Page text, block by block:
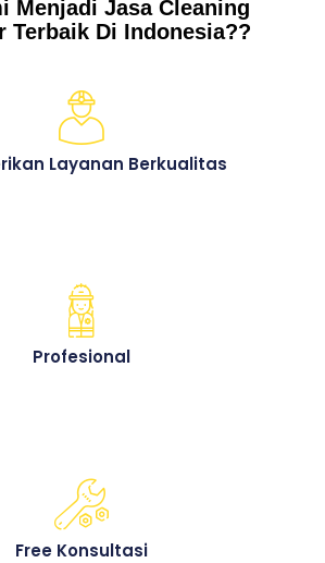
Menjadi Jasa Cleaning
Terbaik Di Indonesia??
Layanan Berkualitas
Profesional
Free Konsultasi